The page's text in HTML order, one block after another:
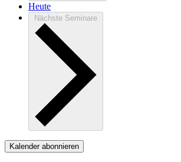
Heute
Nächste Seminare
Kalender abonnieren